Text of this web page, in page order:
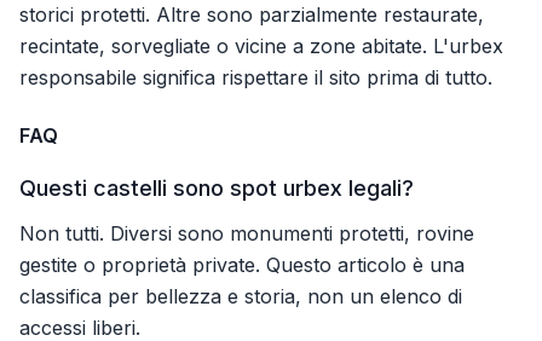
storici protetti. Altre sono parzialmente restaurate,
recintate, sorvegliate o vicine a zone abitate. L'urbex
responsabile significa rispettare il sito prima di tutto.
FAQ
Questi castelli sono spot urbex legali?
Non tutti. Diversi sono monumenti protetti, rovine
gestite o proprietà private. Questo articolo è una
classifica per bellezza e storia, non un elenco di
accessi liberi.